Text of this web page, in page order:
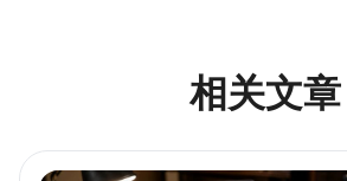
相关文章